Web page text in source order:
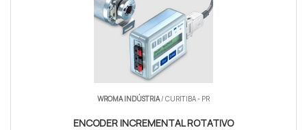
WROMA INDÚSTRIA/ CURITIBA - PR
ENCODER INCREMENTAL ROTATIVO